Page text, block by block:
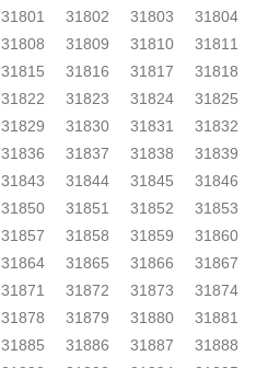
31801 31802 31803
31804
31808 31809 31810
31811
31815 31816 31817
31818
31822 31823 31824
31825
31829 31830 31831
31832
31836 31837 31838
31839
31843 31844 31845
31846
31850 31851 31852
31853
31857 31858 31859
31860
31864 31865 31866
31867
31871 31872 31873
31874
31878 31879 31880
31881
31885 31886 31887
31888